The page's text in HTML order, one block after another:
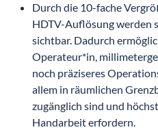
Durch die 10-fache
HDTV-Auflösung werden
sichtbar. Dadurch
Operateur*in,
noch präziseres
allem in räumlichen
zugänglich sind und
Handarbeit erfordern.